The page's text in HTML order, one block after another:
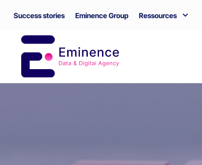
Success stories Eminence Group Ressources